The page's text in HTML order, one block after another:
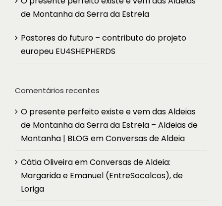
de Montanha da Serra da Estrela
Pastores do futuro – contributo do projeto
europeu EU4SHEPHERDS
Comentários recentes
O presente perfeito existe e vem das Aldeias
de Montanha da Serra da Estrela – Aldeias de
Montanha | BLOG emConversas de Aldeia
Cátia OliveiraemConversas de Aldeia:
Margarida e Emanuel (EntreSocalcos), de
Loriga